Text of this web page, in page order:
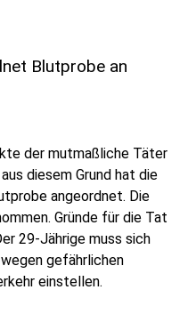
Blutprobe an
der mutmaßliche Täter
diesem Grund hat die
angeordnet. Die
Gründe für die Tat
29-Jährige muss sich
gefährlichen
einstellen.